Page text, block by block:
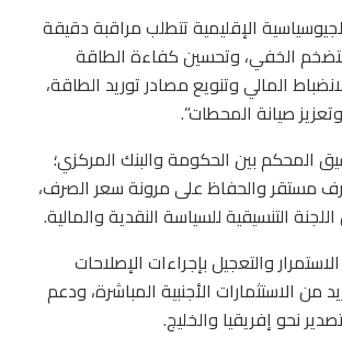
الإقليمية تتطلب مراقبة دقيقة
الخفي، وتحسين كفاءة الطاقة
المالي وتنويع مصادر توريد الطاقة،
صيانة المحطات”.
المحكم بين الحكومة والبنك المركزي؛
مستقر والحفاظ على مرونة سعر الصرف،
التنسيقية للسياسة النقدية والمالية.
والتعجيل بإجراءات الإصلاحات
من الاستثمارات الأجنبية المباشرة، ودعم
نحو إفريقيا والخليج.